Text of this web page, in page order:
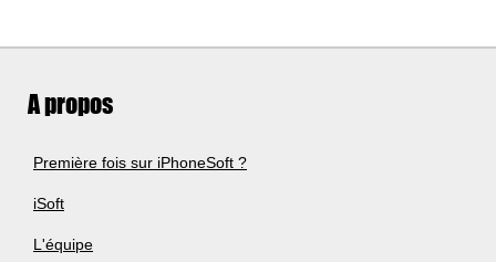
A propos
Première fois sur iPhoneSoft ?
iSoft
L'équipe